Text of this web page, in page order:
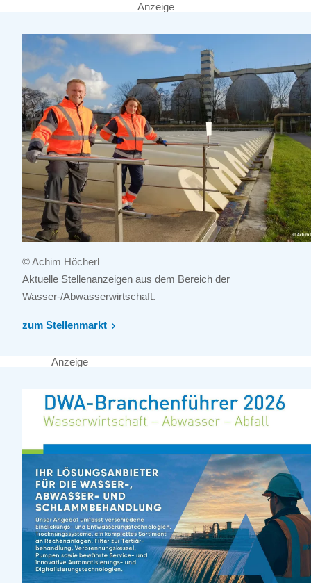
Anzeige
© Achim Höcherl
Aktuelle Stellenanzeigen aus dem Bereich der
Wasser-/Abwasserwirtschaft.
zum Stellenmarkt
Anzeige